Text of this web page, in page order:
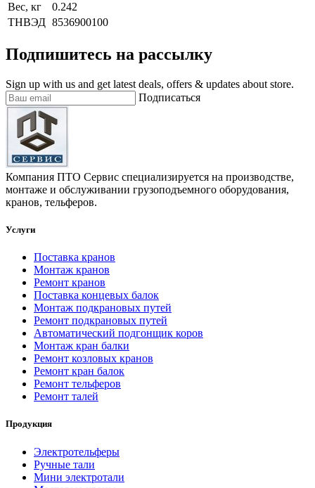
Вес, кг
0.242
ТНВЭД 8536900100
Подпишитесь на рассылку
Sign up with us and get latest deals, offers & updates about store.
Подписаться
Компания ПТО Сервис специализируется на производстве,
монтаже и обслуживании грузоподъемного оборудования,
кранов, тельферов.
Услуги
Поставка кранов
Монтаж кранов
Ремонт кранов
Поставка концевых балок
Монтаж подкрановых путей
Ремонт подкрановых путей
Автоматический подгонщик коров
Монтаж кран балки
Ремонт козловых кранов
Ремонт кран балок
Ремонт тельферов
Ремонт талей
Продукция
Электротельферы
Ручные тали
Мини электротали